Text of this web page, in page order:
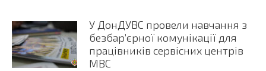
У ДонДУВС провели навчання з
безбар’єрної комунікації для
працівників сервісних центрів
МВС